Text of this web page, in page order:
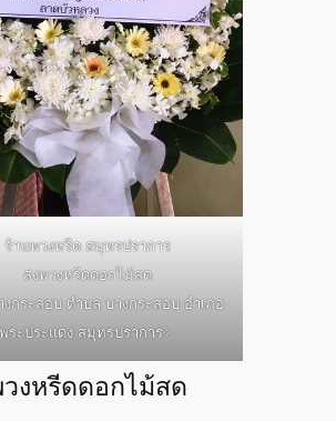
ร้านพวงหรีด สมุทรปราการ
ส่งพวงหรีดดอกไม้สด
งกระสอบ ตำบล บางกระสอบ อำเภอ
พระประแดง สมุทรปราการ〉
งหรีดดอกไม้สด